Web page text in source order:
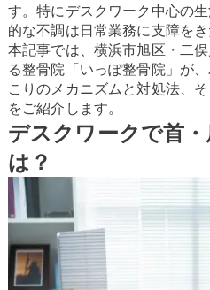
す。特にデスクワーク中心の
的な不調は日常業務に支障を
本記事では、横浜市旭区・二
る整骨院「いっぽ整骨院」が
こりのメカニズムと対処法、
をご紹介します。
デスクワークで首
は？